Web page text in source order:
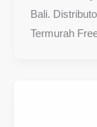
Bali.
Termurah